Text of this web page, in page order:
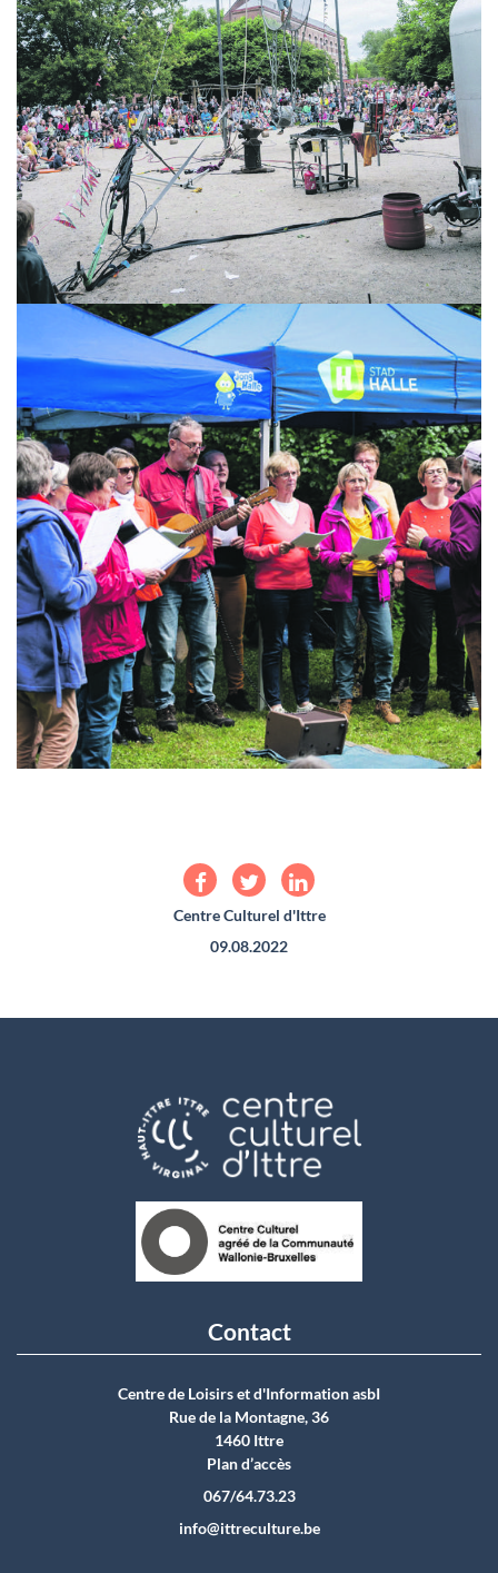
Centre Culturel d'Ittre
09.08.2022
Contact
Centre de Loisirs et d'Information asbI
Rue de la Montagne, 36
1460 Ittre
Plan d’accès
067/64.73.23
info@ittreculture.be